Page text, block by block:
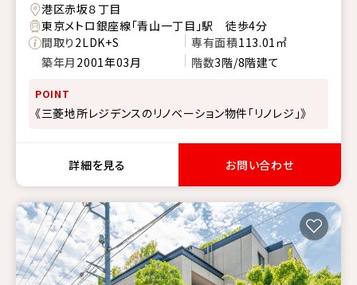
港区赤坂８丁目
東京メトロ銀座線「青山一丁目」駅 徒歩4分
間取り2LDK+S 専有面積113.01㎡
築年月 2001年03月 階数3階/8階建て
POINT
《三菱地所レジデンスのリノベーション物件「リノレジ」》
詳細を見る お問い合わせ